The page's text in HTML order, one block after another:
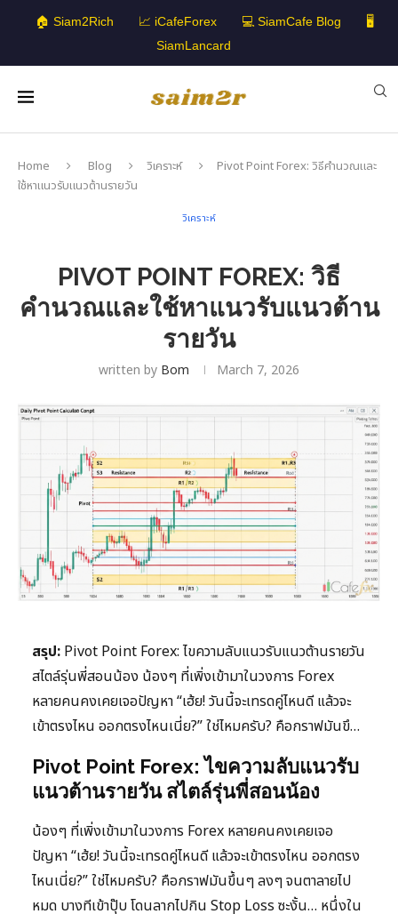
🏠 Siam2Rich 📈 iCafeForex 💻 SiamCafe Blog
🖥️
SiamLancard
Home Blog วิเคราะห์
Pivot Point Forex: วิธีคำนวณและ
ใช้หาแนวรับแนวต้านรายวัน
วิเคราะห์
PIVOT POINT FOREX: วิธี
คำนวณและใช้หาแนวรับแนวต้าน
รายวัน
written by Bom March 7, 2026
สรุป: Pivot Point Forex: ไขความลับแนวรับแนวต้านรายวัน
สไตล์รุ่นพี่สอนน้อง น้องๆ ที่เพิ่งเข้ามาในวงการ Forex
หลายคนคงเคยเจอปัญหา “เฮ้ย! วันนี้จะเทรดคู่ไหนดี แล้วจะ
เข้าตรงไหน ออกตรงไหนเนี่ย?” ใช่ไหมครับ? คือกราฟมันขึ…
Pivot Point Forex: ไขความลับแนวรับ
แนวต้านรายวัน สไตล์รุ่นพี่สอนน้อง
น้องๆ ที่เพิ่งเข้ามาในวงการ Forex หลายคนคงเคยเจอ
ปัญหา “เฮ้ย! วันนี้จะเทรดคู่ไหนดี แล้วจะเข้าตรงไหน ออกตรง
ไหนเนี่ย?” ใช่ไหมครับ? คือกราฟมันขึ้นๆ ลงๆ จนตาลายไป
หมด บางทีเข้าปุ๊บ โดนลากไปกิน Stop Loss ซะงั้น… หนึ่งใน